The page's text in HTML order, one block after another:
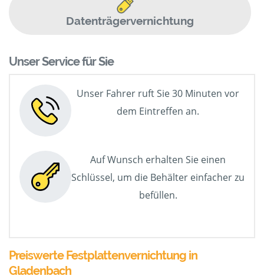
Datenträgervernichtung
Unser Service für Sie
Unser Fahrer ruft Sie 30 Minuten vor
dem Eintreffen an.
Auf Wunsch erhalten Sie einen
Schlüssel, um die Behälter einfacher zu
befüllen.
Preiswerte Festplattenvernichtung in
Gladenbach